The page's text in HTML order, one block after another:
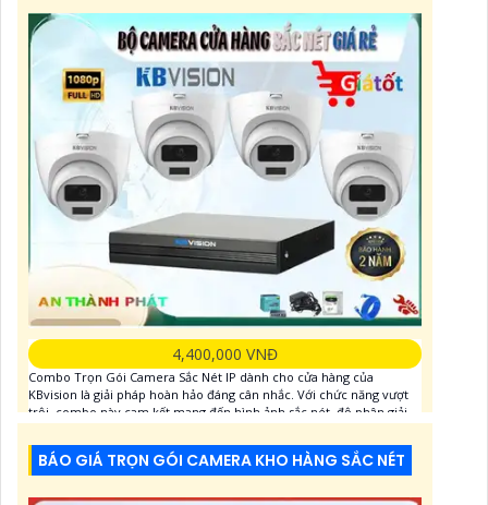
4,400,000 VNĐ
Combo Trọn Gói Camera Sắc Nét IP dành cho cửa hàng của
KBvision là giải pháp hoàn hảo đáng cân nhắc. Với chức năng vượt
trội, combo này cam kết mang đến hình ảnh sắc nét, độ phân giải
cho phép người dùng giám sát toàn bộ hoạt
BÁO GIÁ TRỌN GÓI CAMERA KHO HÀNG SẮC NÉT